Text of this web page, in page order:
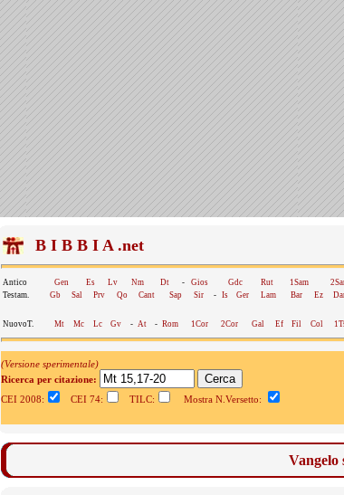
B I B B I A .net
Antico Gen Es Lv Nm Dt - Gios Gdc Rut 1Sam
Testam.
Gb Sal Prv Qo Cant Sap Sir - Is Ger Lam Bar Ez
NuovoT. Mt Mc Lc Gv - At - Rom 1Cor 2Cor Gal Ef Fil Col
(Versione sperimentale)
Ricerca per citazione:
CEI 2008:
CEI 74: TILC: Mostra N.Versetto:
Vangelo